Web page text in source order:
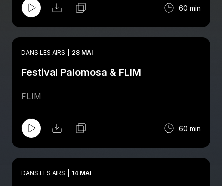
60 min
DANS LES AIRS 28 MAI
Festival Palomosa & FLIM
FLIM
60 min
DANS LES AIRS 14 MAI